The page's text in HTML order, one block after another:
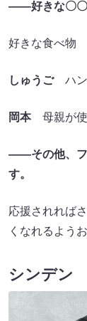
――好きな〇〇
好きな食べ物
しゅうごハン
岡本母親が使
――その他、フ
す。
応援されれば
くなれるよう
シンデン